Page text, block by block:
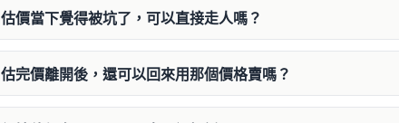
估價當下覺得被坑了，可以直接走人嗎？
估完價離開後，還可以回來用那個價格賣嗎？